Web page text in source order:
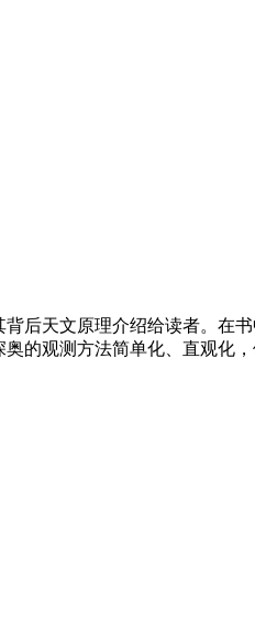
后天文原理介绍给读者。在
观测方法简单化、直观化，